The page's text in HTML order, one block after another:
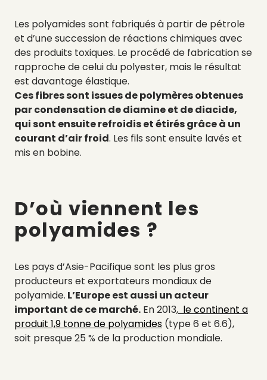
Les polyamides sont fabriqués à partir de pétrole
et d’une succession de réactions chimiques avec
des produits toxiques. Le procédé de fabrication se
rapproche de celui du polyester, mais le résultat
est davantage élastique.
Ces fibres sont issues de polymèresobtenues
par condensation de diamine et de diacide,
qui sont ensuite refroidis et étirés grâce à un
courant d’air froid. Les fils sont ensuite lavés et
mis en bobine.
D’où viennent les
polyamides ?
Les pays d’Asie-Pacifique sont les plus gros
producteurs et exportateurs mondiaux de
polyamide. L’Europe est aussi un acteur
important de ce marché. En 2013, le continent a
produit 1,9 tonne de polyamides (type 6 et 6.6),
soit presque 25 % de la production mondiale.